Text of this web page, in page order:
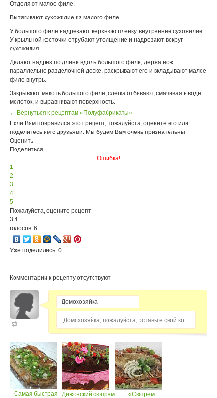
Отделяют малое филе.
Вытягивают сухожилие из малого филе.
У большого филе надрезают верхнюю пленку, внутреннее сухожилие.
У крыльной косточки отрубают утолщение и надрезают вокруг
сухожилия.
Делают надрез по длине вдоль большого филе, держа нож
параллельно разделочной доске, раскрывают его и вкладывают малое
филе внутрь.
Закрывают мякоть большого филе, слегка отбивают, смачивая в воде
молоток, и выравнивают поверхность.
← Вернуться к рецептам «Полуфабрикаты»
Если Вам понравился этот рецепт, пожалуйста, оцените его или
поделитесь им с друзьями. Мы будем Вам очень признательны.
Оценить
Поделиться
Ошибка!
1
2
3
4
5
Пожалуйста, оцените рецепт
3.4
голосов: 6
Уже поделились: 0
Комментарии к рецепту отсутствуют
Домохозяйка, пожалуйста, оставьте свой комментарий...
Самая быстрая
Дижонский сюпрем
«Сюпрем